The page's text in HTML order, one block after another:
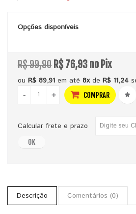
Opções disponíveis
R$ 99,90 R$ 76,93 no Pix
ou R$ 89,91 em até 8xde R$ 11,24
-
+ COMPRAR
Calcular frete e prazo
OK
Descrição Comentários (0)